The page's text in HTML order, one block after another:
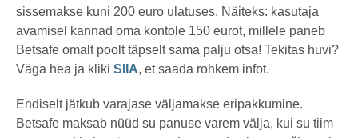
sissemakse kuni 200 euro ulatuses. Näiteks: kasutaja
avamisel kannad oma kontole 150 eurot, millele paneb
Betsafe omalt poolt täpselt sama palju otsa! Tekitas huvi?
Väga hea ja kliki SIIA, et saada rohkem infot.
Endiselt jätkub varajase väljamakse eripakkumine.
Betsafe maksab nüüd su panuse varem välja, kui su tiim